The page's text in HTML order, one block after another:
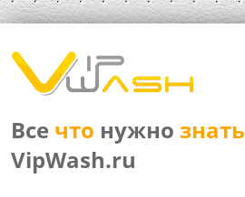
Все что нужно знать
VipWash.ru